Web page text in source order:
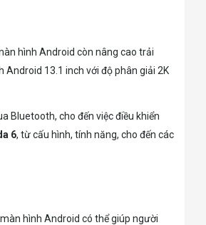
hình Android còn nâng cao trải
Android 13.1 inch với độ phân giải 2K
Bluetooth, cho đến việc điều khiển
6, từ cấu hình, tính năng, cho đến các
hình Android có thể giúp người